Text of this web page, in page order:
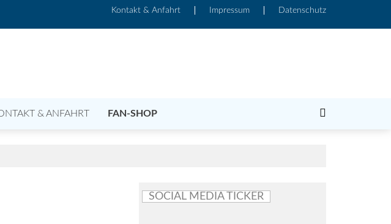
Kontakt & Anfahrt Impressum Datenschutz
& ANFAHRT FAN-SHOP
SOCIAL MEDIA TICKER